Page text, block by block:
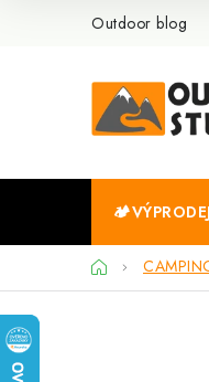
Outdoor blog
🏕️VÝPRODEJ
Domů